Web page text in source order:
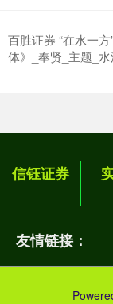
百胜证券 “在水一
体》_奉贤_主题_
信钰证券
友情链接：